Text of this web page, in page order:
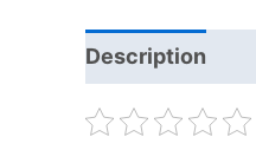
Description